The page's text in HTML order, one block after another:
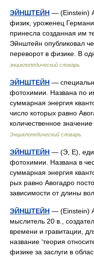
ЭЙНШТЕЙН — (Einstein)
физик, уроженец
принесла созданная
Эйнштейн опубликовал
переворот в физике. В
энциклопедический словарь
ЭЙНШТЕЙН —
фотохимии. Названа по
суммарная энергия
число которых равно
количественное
Энциклопедический словарь
ЭЙНШТЕЙН — (Э, Е),
фотохимии. Названа в
суммарная энергия
рых равно Авогадро
зависимости от длины
ЭЙНШТЕЙН — (Einstein)
мыслитель 20 в.,
времени и гравитации,
название ‘теория
физике за заслуги в